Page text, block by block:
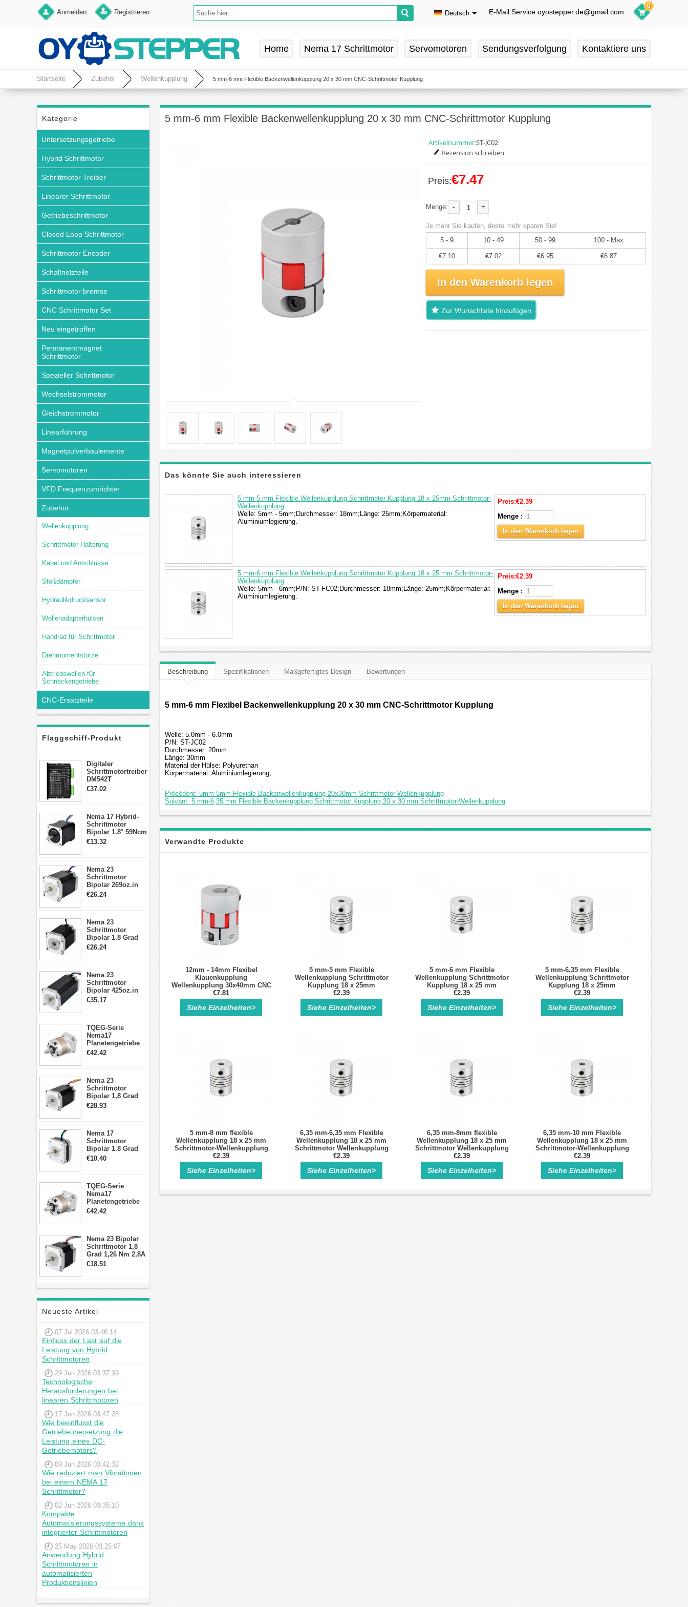
Anmelden Registrieren Deutsch
Deutsch
E-Mail:Service.oyostepper.de@gmail.com
0
Home Nema 17 Schrittmotor Servomotoren Sendungsverfolgung Kontaktiere uns
Startseite Zubehör Wellenkupplung 5 mm-6 mm Flexible Backenwellenkupplung 20 x 30 mm CNC-Schrittmotor Kupplung
Kategorie
Untersetzungsgetriebe
Hybrid Schrittmotor
Schrittmotor Treiber
Linearer Schrittmotor
Getriebeschrittmotor
Closed Loop Schrittmotor
Schrittmotor Encoder
Schaltnetzteile
Schrittmotor bremse
CNC Schrittmotor Set
Neu eingetroffen
Permanentmagnet
Schrittmotor
Spezieller Schrittmotor
Wechselstrommotor
Gleichstrommotor
Linearführung
Magnetpulverbaulemente
Servomotoren
VFD Frequenzumrichter
Zubehör
Wellenkupplung
Schrittmotor Halterung
Kabel und Anschlüsse
Stoßdämpfer
Hydraulikdrucksensor
Wellenadapterhülsen
Handrad für Schrittmotor
Drehmomentstütze
Abtriebswellen für
Schneckengetriebe
CNC-Ersatzteile
Flaggschiff-Produkt
Digitaler
Schrittmotortreiber
DM542T
Schrittmotor
Schrittmotor
€37.02
Nema 17 Hybrid-
Schrittmotor
Bipolar 1.8° 59Ncm
2A 4 Drähte mit 1m
€13.32
Nema 23
Schrittmotor
Bipolar 269oz.in
2,8A 57x57x76mm
€26.24
Nema 23
Schrittmotor
Bipolar 1.8 Grad
1.9Nm 3A 3.36V 4
€26.24
Nema 23
Schrittmotor
Bipolar 425oz.in
4.2A 57x57x114mm
€35.17
TQEG-Serie
Nema17
Planetengetriebe
5:1 Spiel 15Arc-
€42.42
Nema 23
Schrittmotor
Bipolar 1,8 Grad
2,83Nm 4 A 2,26V
€28.93
Nema 17
Schrittmotor
Bipolar 1.8 Grad
8.7Ncm 1A 3.5V 4
€10.40
TQEG-Serie
Nema17
Planetengetriebe
10:1 Spiel 15Arc-
€42.42
Nema 23 Bipolar
Schrittmotor 1,8
Grad 1,26 Nm 2,8A
2,5V 4 Drähte
€18.51
Neueste Artikel
07 Jul 2026 03:46:14
Einfluss der Last auf die
Leistung von Hybrid
Schrittmotoren
29 Jun 2026 03:37:39
Technologische
Herausforderungen bei
linearen Schrittmotoren
17 Jun 2026 03:47:28
Wie beeinflusst die
Getriebeübersetzung die
Leistung eines DC-
Getriebemotors?
09 Jun 2026 03:42:32
Wie reduziert man Vibrationen
bei einem NEMA 17
Schrittmotor?
02 Jun 2026 03:35:10
Kompakte
Automatisierungssysteme dank
integrierter Schrittmotoren
25 May 2026 03:25:07
Anwendung Hybrid
Schrittmotoren in
automatisierten
Produktionslinien
5 mm-6 mm Flexible Backenwellenkupplung 20 x 30 mm CNC-Schrittmotor Kupplung
Artikelnummer:ST-JC02
Rezension schreiben
Preis:€7.47
Menge: - +
Je mehr Sie kaufen, desto mehr sparen Sie!
5 - 9
10 - 49 50 - 99 100 - Max
€7.10 €7.02 €6.95 €6.87
In den Warenkorb legen
Zur Wunschliste hinzufügen
Das könnte Sie auch interessieren
5 mm-5 mm Flexible Wellenkupplung Schrittmotor Kupplung 18 x 25mm Schrittmotor-
Wellenkupplung
Welle: 5mm - 5mm;Durchmesser: 18mm;Länge: 25mm;Körpermaterial:
Aluminiumlegierung.
Preis:€2.39
Menge :
In den Warenkorb legen
5 mm-6 mm Flexible Wellenkupplung Schrittmotor Kupplung 18 x 25 mm Schrittmotor-
Wellenkupplung
Welle: 5mm - 6mm;P/N: ST-FC02;Durchmesser: 18mm;Länge: 25mm;Körpermaterial:
Aluminiumlegierung.
Preis:€2.39
Menge :
In den Warenkorb legen
Beschreibung Spezifikationen Maßgefertigtes Design Bewertungen
5 mm-6 mm Flexibel Backenwellenkupplung 20 x 30 mm CNC-Schrittmotor Kupplung
Welle: 5.0mm - 6.0mm
P/N: ST-JC02
Durchmesser: 20mm
Länge: 30mm
Material der Hülse: Polyurethan
Körpermaterial: Aluminiumlegierung;
Précédent: 5mm-5mm Flexible Backenwellenkupplung 20x30mm Schrittmotor-Wellenkupplung
Suivant: 5 mm-6,35 mm Flexible Backenkupplung Schrittmotor Kupplung 20 x 30 mm Schrittmotor-Wellenkupplung
Verwandte Produkte
12mm - 14mm Flexibel
Klauenkupplung
Wellenkupplung 30x40mm CNC
Schrittmotor Keilnut
Wellenkoppler
€7.81
Siehe Einzelheiten>
5 mm-5 mm Flexible
Wellenkupplung Schrittmotor
Kupplung 18 x 25mm
Schrittmotor-Wellenkupplung
€2.39
Siehe Einzelheiten>
5 mm-6 mm Flexible
Wellenkupplung Schrittmotor
Kupplung 18 x 25 mm
Schrittmotor-Wellenkupplung
€2.39
Siehe Einzelheiten>
5 mm-6,35 mm Flexible
Wellenkupplung Schrittmotor
Kupplung 18 x 25mm
Schrittmotor-Wellenkupplung
€2.39
Siehe Einzelheiten>
5 mm-8 mm flexible
Wellenkupplung 18 x 25 mm
Schrittmotor-Wellenkupplung
€2.39
Siehe Einzelheiten>
6,35 mm-6,35 mm Flexible
Wellenkupplung 18 x 25 mm
Schrittmotor Wellenkupplung
€2.39
Siehe Einzelheiten>
6,35 mm-8mm flexible
Wellenkupplung 18 x 25 mm
Schrittmotor Wellenkupplung
€2.39
Siehe Einzelheiten>
6,35 mm-10 mm Flexible
Wellenkupplung 18 x 25 mm
Schrittmotor-Wellenkupplung
Schrittmotor Kupplung
€2.39
Siehe Einzelheiten>